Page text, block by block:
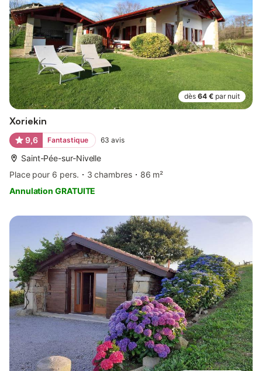
dès 64 € par nuit
Xoriekin
9,6 Fantastique 63 avis
Saint-Pée-sur-Nivelle
Place pour 6 pers.
3 chambres
86 m²
Annulation GRATUITE